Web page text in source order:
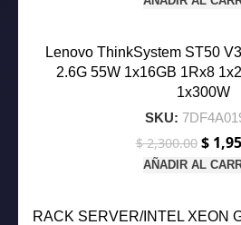
$
Lenovo ThinkSystem ST50
2.6G 55W 1x16GB 1Rx8
1x300W
SKU:
$2,300.00 El
precio
$
$
AÑADIR AL
RACK SERVER/INTEL XEON